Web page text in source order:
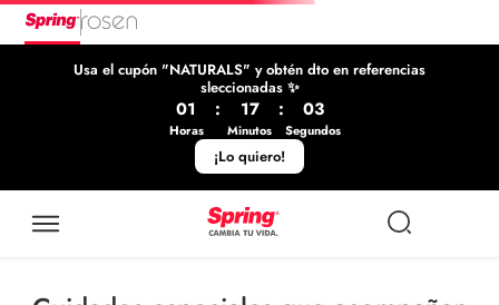
Usa el cupón "NATURALS" y obtén dto en referencias
sleccionadas ✨
01
Horas
: 17
Minutos
: 03
Segundos
¡Lo quiero!